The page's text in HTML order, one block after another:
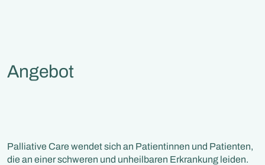
Angebot
Palliative Care wendet sich an Patientinnen und Patienten,
die an einer schweren und unheilbaren Erkrankung leiden.